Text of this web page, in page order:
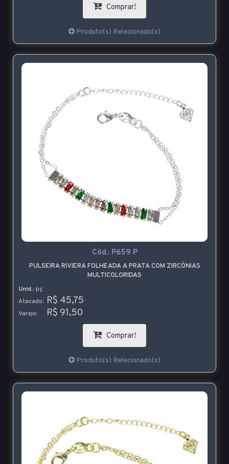
Comprar!
Produto(s) Relacionado(s)
Cód.: P659 P
PULSEIRA RIVIERA FOLHEADA A PRATA COM ZIRCÔNIAS
MULTICOLORIDAS
Unid.: pç
Atacado: R$ 45,75
Varejo: R$ 91,50
Comprar!
Produto(s) Relacionado(s)